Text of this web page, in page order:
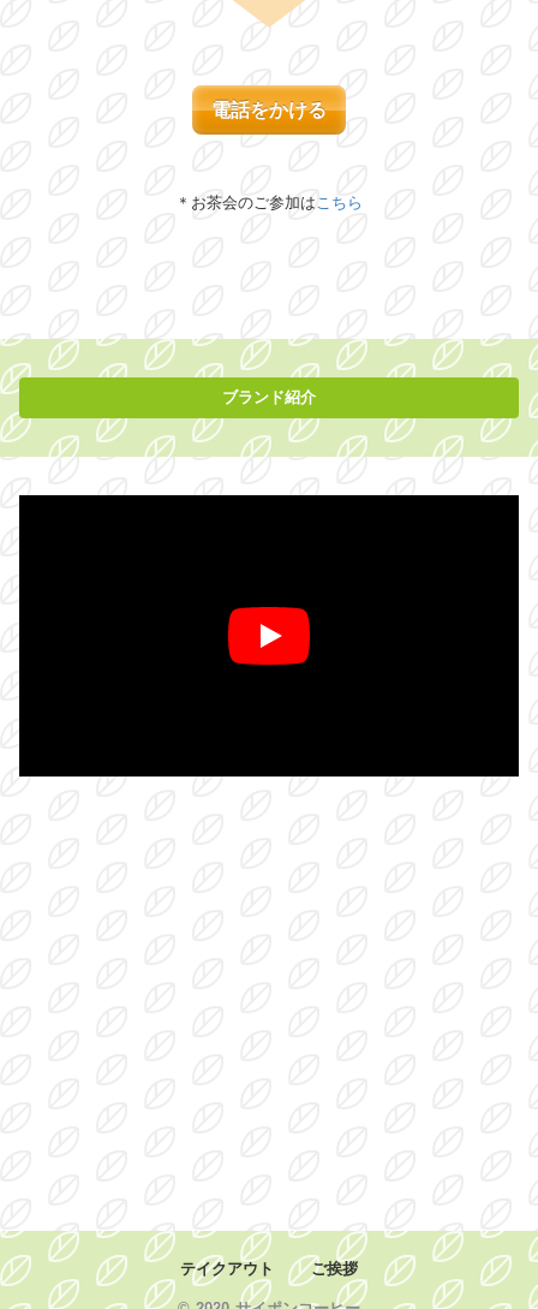
電話をかける
＊お茶会のご参加はこちら
ブランド紹介
テイクアウト ご挨拶